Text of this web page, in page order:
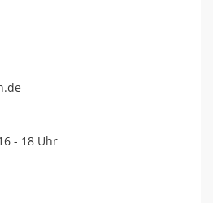
- 18 Uhr